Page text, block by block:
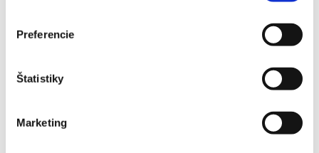
Preferencie
Štatistiky
Marketing